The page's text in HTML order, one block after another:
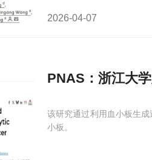
2026-04-07
PNAS：浙江大
该研究通过利用血小板生
小板。